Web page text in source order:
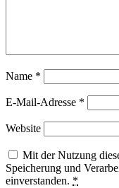
Name *
E-Mail-Adresse *
Website
Mit der Nutzung
Speicherung und
einverstanden. *